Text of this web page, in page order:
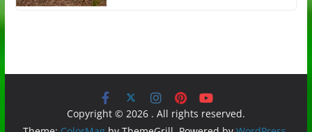
Copyright © 2026 . All rights reserved.